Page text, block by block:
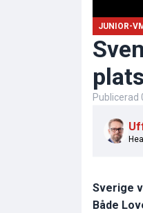
JUNIOR-
Publicerad
Sverige
Både